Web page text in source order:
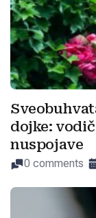
dojke:
nuspojave
0 comments